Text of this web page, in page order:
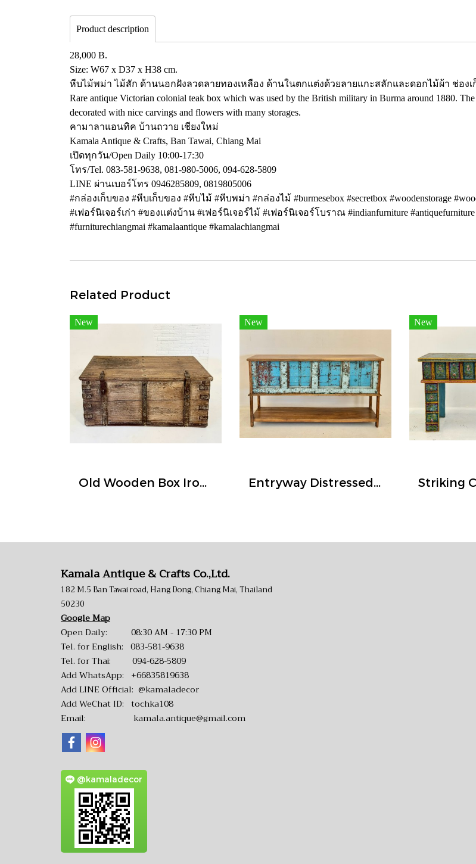
Product description
28,000 B.
Size: W67 x D37 x H38 cm.
หีบไม้พม่า ไม้สัก ด้านนอกฝังลวดลายทองเหลือง ด้านในตกแต่งด้วยลายแกะสลักและดอกไม้ผ้า ช่อ
Rare antique Victorian colonial teak box which was used by the British military in Burma around 1880.
decorated with nice carvings and flowers with many storages.
คามาลาแอนทิค บ้านถวาย เชียงใหม่
Kamala Antique & Crafts, Ban Tawai, Chiang Mai
เปิดทุกวัน/Open Daily 10:00-17:30
โทร/Tel. 083-581-9638, 081-980-5006, 094-628-5809
LINE ผ่านเบอร์โทร 0946285809, 0819805006
#กล่องเก็บของ #หีบเก็บของ #หีบไม้ #หีบพม่า #กล่องไม้ #burmesebox #secretbox #woodenstorage
#เฟอร์นิเจอร์เก่า #ของแต่งบ้าน #เฟอร์นิเจอร์ไม้ #เฟอร์นิเจอร์โบราณ #indianfurniture #antiquefurniture
#furniturechiangmai #kamalaantique #kamalachiangmai
Related Product
New
Old Wooden Box Iron Strips Thick Handles
New
Entryway Distressed Blue Console Box
New
Kamala Antique & Crafts Co.,Ltd.
182 M.5 Ban Tawai road, Hang Dong, Chiang Mai, Thailand
50230
Google Map
Open Daily: 08:30 AM - 17:30 PM
Tel. for English: 083-581-9638
Tel. for Thai: 094-628-5809
Add WhatsApp: +66835819638
Add LINE Official: @kamaladecor
Add WeChat ID: tochka108
Email: kamala.antique@gmail.com
@kamaladecor